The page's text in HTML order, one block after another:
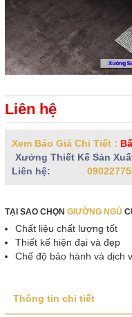
Liên hệ
Xem Báo Giá Chi Tiết :
Xưởng Thiết Kế Sản
Liên hệ:
TẠI SAO CHỌN GIƯỜNG NGỦ
Chất liệu chất lượng tốt
Thiết kế hiện đại và đẹp
Chế độ bảo hành và dịch
Thông tin chi tiết